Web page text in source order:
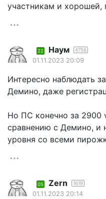
участникам и хорошей,
22 Наум 4756
01.11.2023 20:09
Интересно наблюдать
Демино, даже
Но ПС конечно за 2900
сравнению с Демино, и
уровня со всеми
05 Zern 1619
01.11.2023 20:14